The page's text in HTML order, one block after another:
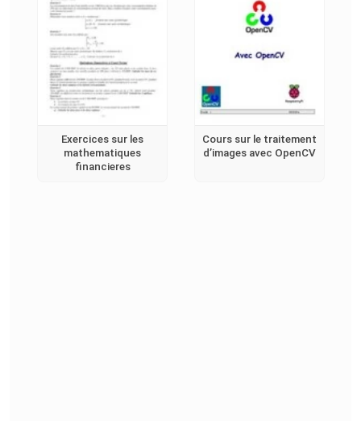
Exercices sur les
mathematiques
financieres
Cours sur le traitement
d’images avec OpenCV